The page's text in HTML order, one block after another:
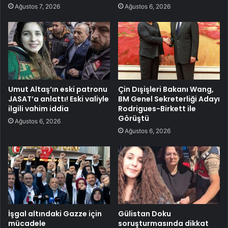
Ağustos 7, 2026 Ağustos 6, 2026
Umut Altaş’ın eski patronu
JASAT’a anlattı! Eski valiyle
ilgili vahim iddia
Ağustos 6, 2026
Çin Dışişleri Bakanı Wang,
BM Genel Sekreterliği Adayı
Rodrigues-Birkett ile
Görüştü
Ağustos 6, 2026
İşgal altındaki Gazze için
mücadele
Gülistan Doku
soruşturmasında dikkat